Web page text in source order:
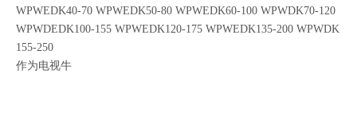
WPWEDK40-70 WPWEDK50-80 WPWEDK60-100 WPWDK70-120
WPWDEDK100-155 WPWEDK120-175 WPWEDK135-200 WPWDK
155-250
作为电视牛